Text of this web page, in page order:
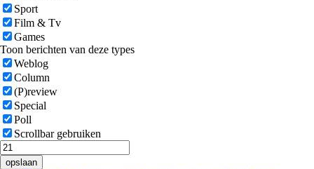
Sport
Film & Tv
Games
Toon berichten van deze types
Weblog
Column
(P)review
Special
Poll
Scrollbar gebruiken
opslaan